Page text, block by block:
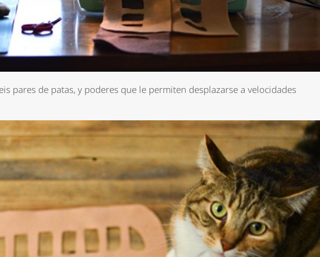
pares de patas, y poderes que le permiten desplazarse a velocidades